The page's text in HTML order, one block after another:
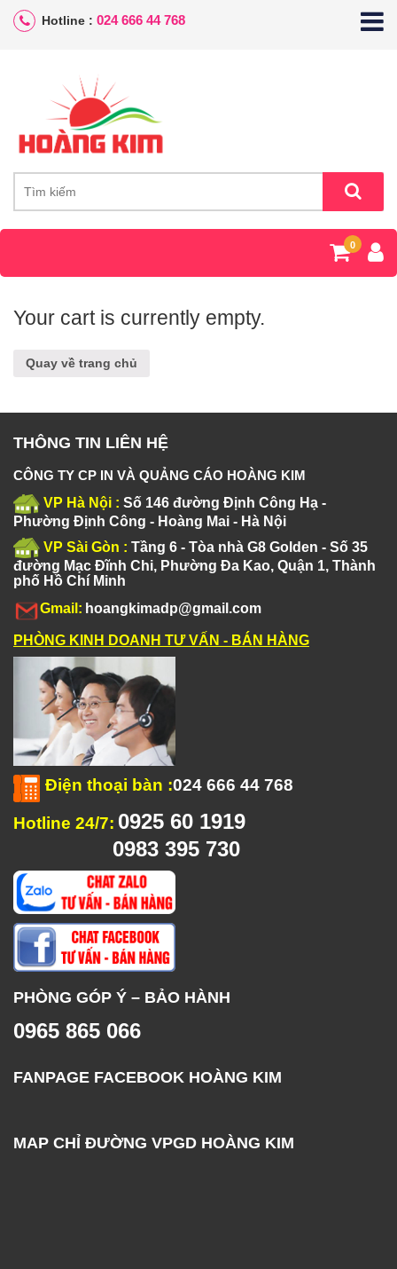
Hotline : 024 666 44 768
0
Your cart is currently empty.
Quay về trang chủ
THÔNG TIN LIÊN HỆ
CÔNG TY CP IN VÀ QUẢNG CÁO HOÀNG KIM
VP Hà Nội : Số 146 đường Định Công Hạ -
Phường Định Công - Hoàng Mai - Hà Nội
VP Sài Gòn : Tầng 6 - Tòa nhà G8 Golden - Số 35
đường Mạc Đĩnh Chi, Phường Đa Kao, Quận 1, Thành
phố Hồ Chí Minh
Gmail: hoangkimadp@gmail.com
PHÒNG KINH DOANH TƯ VẤN - BÁN HÀNG
Điện thoại bàn :024 666 44 768
Hotline 24/7: 0925 60 1919
0983 395 730
PHÒNG GÓP Ý – BẢO HÀNH
0965 865 066
FANPAGE FACEBOOK HOÀNG KIM
MAP CHỈ ĐƯỜNG VPGD HOÀNG KIM